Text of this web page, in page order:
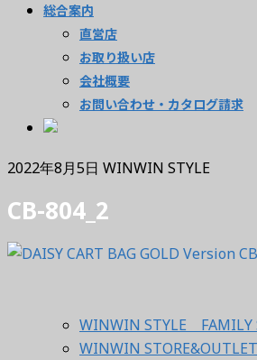
総合案内
直営店
お取り扱い店
会社概要
お問い合わせ・カタログ請求
2022年8月5日 WINWIN STYLE
CB-804_2
WINWIN STYLE FAMILY
WINWIN